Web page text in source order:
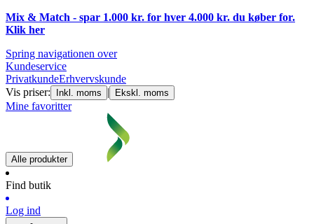
Mix & Match - spar 1.000 kr. for hver 4.000 kr. du køber for.
Klik her
Spring navigationen over
Kundeservice
PrivatkundeErhvervskunde
Vis priser:
Inkl. moms | Ekskl. moms
Mine favoritter
Alle produkter
Find butik
Log ind